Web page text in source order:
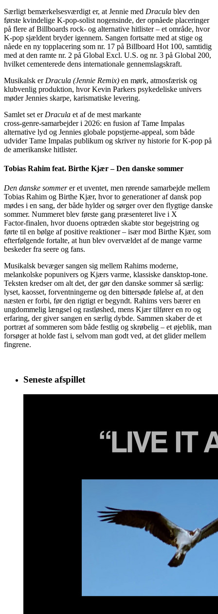
Særligt bemærkelsesværdigt er, at Jennie med Dracula blev den
første kvindelige K‑pop‑solist nogensinde, der opnåede placeringer
på flere af Billboards rock‑ og alternative hitlister – et område, hvor
K‑pop sjældent bryder igennem. Sangen fortsatte med at stige og
nåede en ny topplacering som nr. 17 på Billboard Hot 100, samtidig
med at den ramte nr. 2 på Global Excl. U.S. og nr. 3 på Global 200,
hvilket cementerede dens internationale gennemslagskraft.
Musikalsk er Dracula (Jennie Remix) en mørk, atmosfærisk og
klubvenlig produktion, hvor Kevin Parkers psykedeliske univers
møder Jennies skarpe, karismatiske levering.
Samlet set er Dracula et af de mest markante
cross‑genre‑samarbejder i 2026: en fusion af Tame Impalas
alternative lyd og Jennies globale popstjerne‑appeal, som både
udvider Tame Impalas publikum og skriver ny historie for K‑pop på
de amerikanske hitlister.
Tobias Rahim feat. Birthe Kjær – Den danske sommer
Den danske sommerer et uventet, men rørende samarbejde mellem
Tobias Rahim og Birthe Kjær, hvor to generationer af dansk pop
mødes i en sang, der både hylder og sørger over den flygtige danske
sommer. Nummeret blev første gang præsenteret live i X
Factor‑finalen, hvor duoens optræden skabte stor begejstring og
førte til en bølge af positive reaktioner – især mod Birthe Kjær, som
efterfølgende fortalte, at hun blev overvældet af de mange varme
beskeder fra seere og fans.
Musikalsk bevæger sangen sig mellem Rahims moderne,
melankolske popunivers og Kjærs varme, klassiske dansktop‑tone.
Teksten kredser om alt det, der gør den danske sommer så særlig:
lyset, kaosset, forventningerne og den bittersøde følelse af, at den
næsten er forbi, før den rigtigt er begyndt. Rahims vers bærer en
ungdommelig længsel og rastløshed, mens Kjær tilfører en ro og
erfaring, der giver sangen en særlig dybde. Sammen skaber de et
portræt af sommeren som både festlig og skrøbelig – et øjeblik, man
forsøger at holde fast i, selvom man godt ved, at det glider mellem
fingrene.
Seneste afspillet